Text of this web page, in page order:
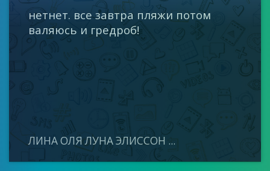
нетнет. все завтра пляжи потом
валяюсь и гредроб!
ЛИНА ОЛЯ ЛУНА ЭЛИССОН ...